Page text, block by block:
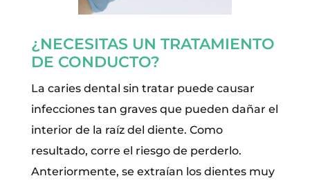
¿NECESITAS UN TRATAMIENTO
DE CONDUCTO?
La caries dental sin tratar puede causar
infecciones tan graves que pueden dañar el
interior de la raíz del diente. Como
resultado, corre el riesgo de perderlo.
Anteriormente, se extraían los dientes muy